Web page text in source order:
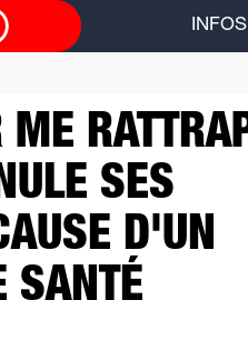
INFOS
SES
D'UN
SANTÉ